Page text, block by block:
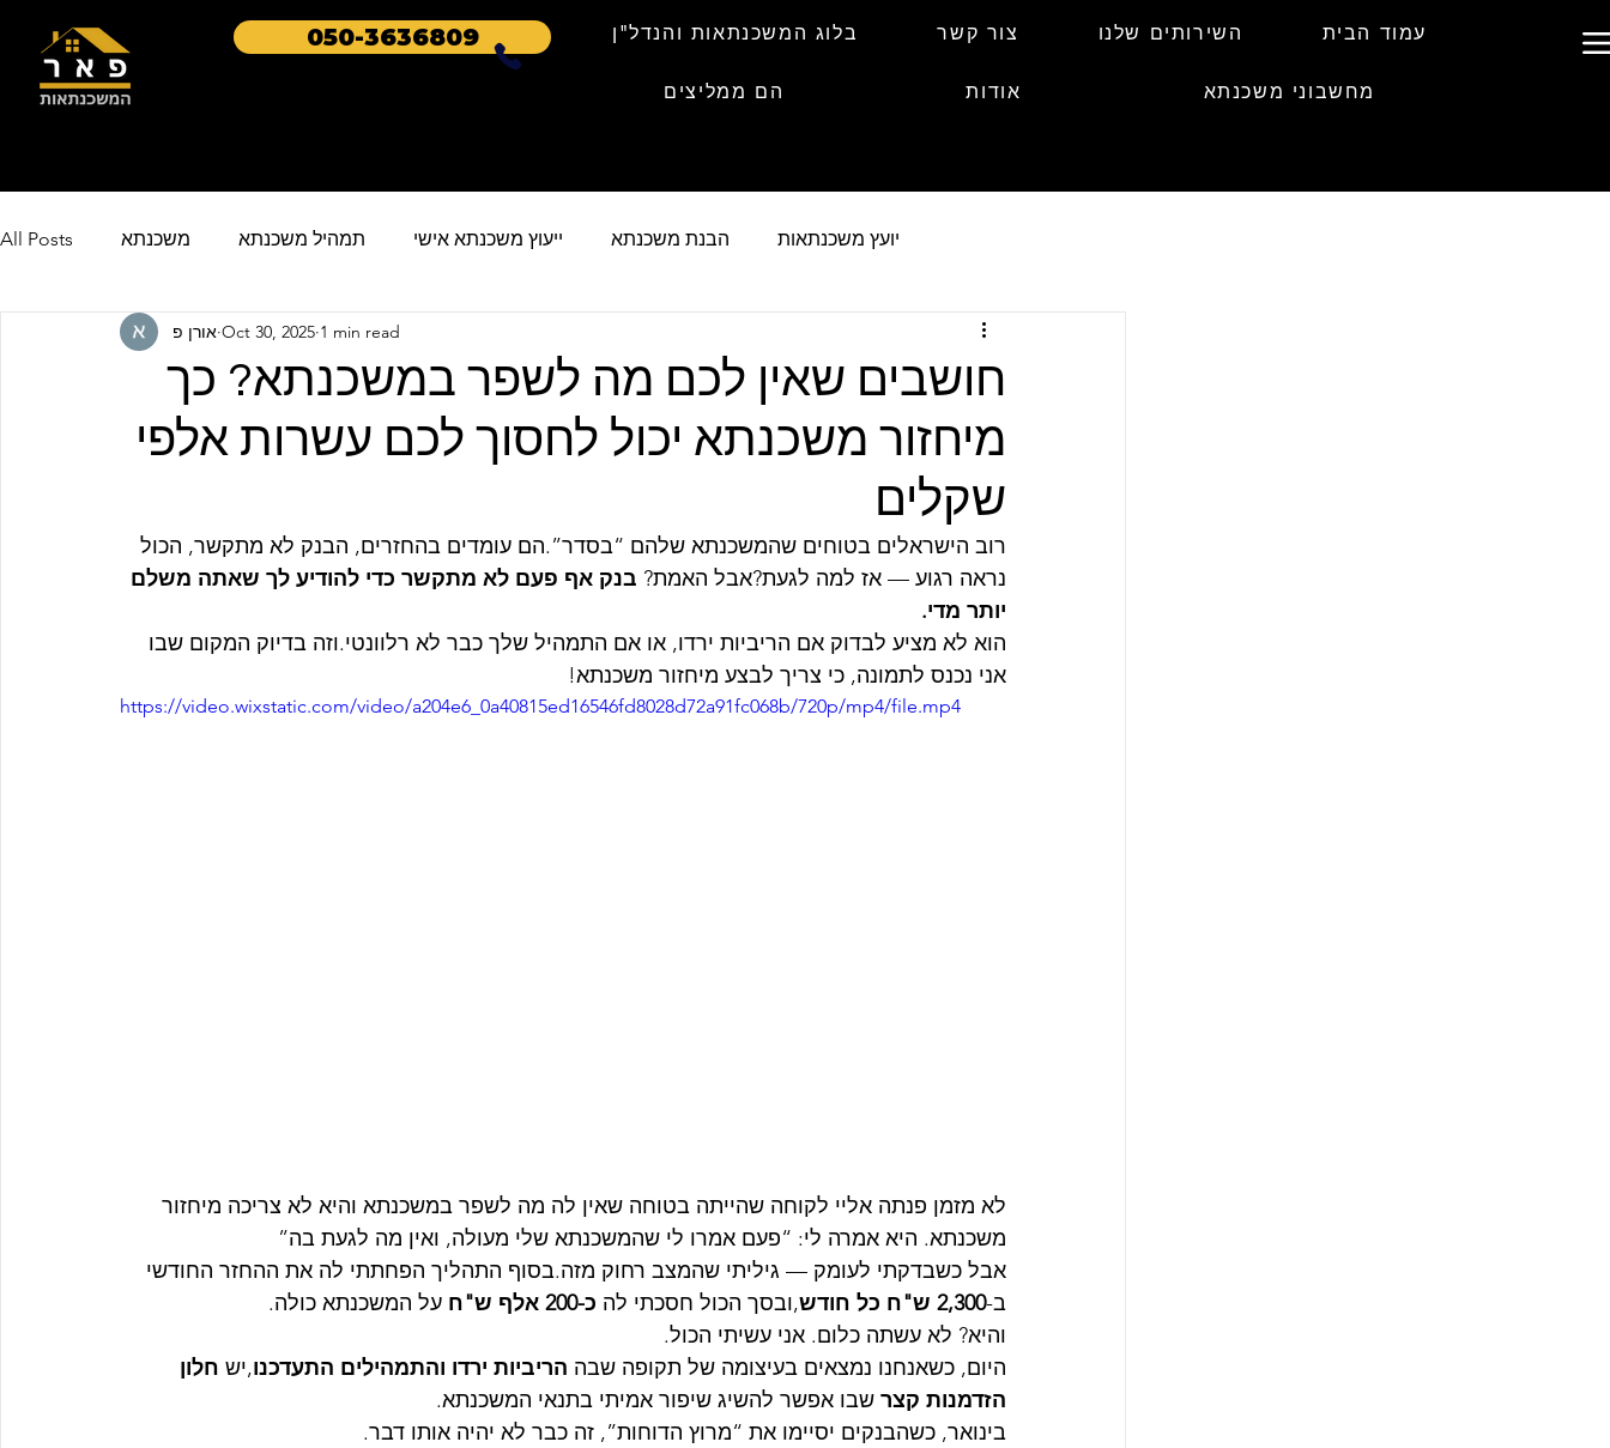
050-3636809 עמוד הבית השירותים שלנו צור קשר בלוג המשכנתאות והנדל"ן
מחשבוני משכנתא אודות הם ממליצים
All Posts משכנתא תמהיל משכנתא ייעוץ משכנתא אישי הבנת משכנתא יועץ משכנתאות
חיסכון בהחזרי משכנתא mortgage strategies mortgage-refinance
חושבים שאין לכם מה לשפר במשכנתא? כך
מיחזור משכנתא יכול לחסוך לכם עשרות אלפי
שקלים
אורן פ Oct 30, 2025 1 min read
רוב הישראלים בטוחים שהמשכנתא שלהם “בסדר”.הם עומדים בהחזרים, הבנק לא מתקשר, הכול
נראה רגוע — אז למה לגעת?אבל האמת? בנק אף פעם לא מתקשר כדי להודיע לך שאתה משלם
יותר מדי.
הוא לא מציע לבדוק אם הריביות ירדו, או אם התמהיל שלך כבר לא רלוונטי.וזה בדיוק המקום שבו
אני נכנס לתמונה, כי צריך לבצע מיחזור משכנתא!
https://video.wixstatic.com/video/a204e6_0a40815ed16546fd8028d72a91fc068b/720p/mp4/file.mp4
לא מזמן פנתה אליי לקוחה שהייתה בטוחה שאין לה מה לשפר במשכנתא והיא לא צריכה מיחזור
משכנתא. היא אמרה לי: “פעם אמרו לי שהמשכנתא שלי מעולה, ואין מה לגעת בה”
אבל כשבדקתי לעומק — גיליתי שהמצב רחוק מזה.בסוף התהליך הפחתתי לה את ההחזר החודשי
ב-2,300 ש"ח כל חודש ,ובסך הכול חסכתי לה כ-200 אלף ש"ח
על המשכנתא כולה.
והיא? לא עשתה כלום. אני עשיתי הכול.
היום, כשאנחנו נמצאים בעיצומה של תקופה שבה הריביות ירדו והתמהילים התעדכנו,יש חלון
הזדמנות קצר שבו אפשר להשיג שיפור אמיתי בתנאי המשכנתא.
בינואר, כשהבנקים יסיימו את “מרוץ הדוחות”, זה כבר לא יהיה אותו דבר.